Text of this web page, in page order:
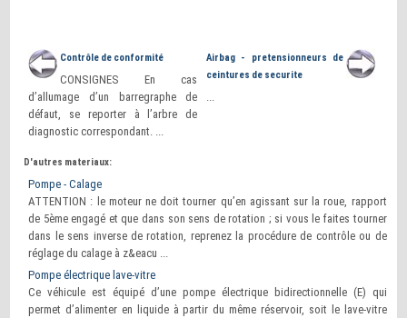
Contrôle de conformité
CONSIGNES En cas
d’allumage d’un barregraphe de
défaut, se reporter à l’arbre de
diagnostic correspondant. ...
Airbag - pretensionneurs de
ceintures de securite
...
D'autres materiaux:
Pompe - Calage
ATTENTION : le moteur ne doit tourner qu’en agissant sur la roue, rapport
de 5ème engagé et que dans son sens de rotation ; si vous le faites tourner
dans le sens inverse de rotation, reprenez la procédure de contrôle ou de
réglage du calage à z&eacu ...
Pompe électrique lave-vitre
Ce véhicule est équipé d’une pompe électrique bidirectionnelle (E) qui
permet d’alimenter en liquide à partir du même réservoir, soit le lave-vitre